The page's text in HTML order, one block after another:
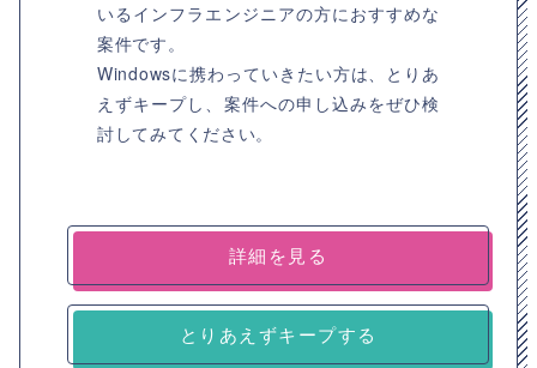
いるインフラエンジニアの方におすすめな
案件です。
Windowsに携わっていきたい方は、とりあ
えずキープし、案件への申し込みをぜひ検
討してみてください。
詳細を見る
とりあえずキープする